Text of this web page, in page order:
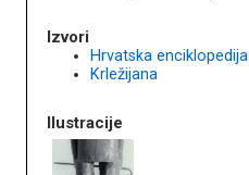
Izvori
Hrvatska enciklopedija
Krležijana
Ilustracije